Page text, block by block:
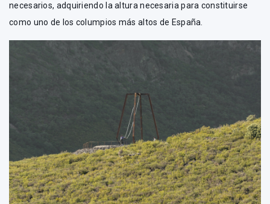
necesarios, adquiriendo la altura necesaria para constituirse
como uno de los columpios más altos de España.